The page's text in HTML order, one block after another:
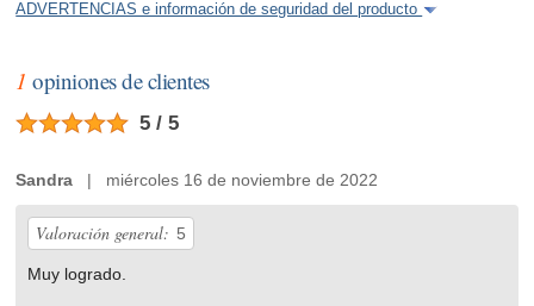
ADVERTENCIAS e información de seguridad del producto
1 opiniones de clientes
5 / 5
Sandra | miércoles 16 de noviembre de 2022
Valoración general: 5
Muy logrado.